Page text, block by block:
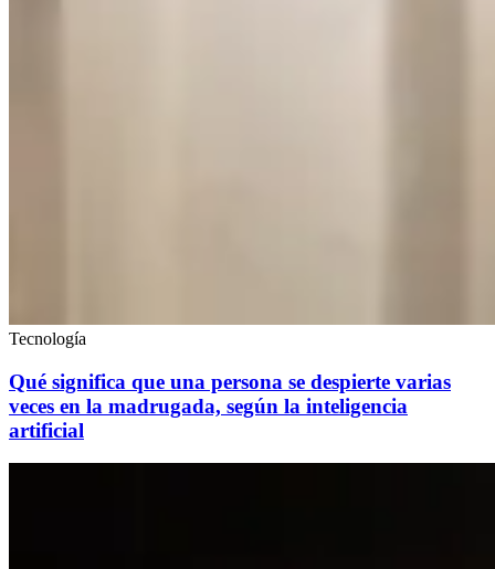
Tecnología
Qué significa que una persona se despierte varias
veces en la madrugada, según la inteligencia
artificial